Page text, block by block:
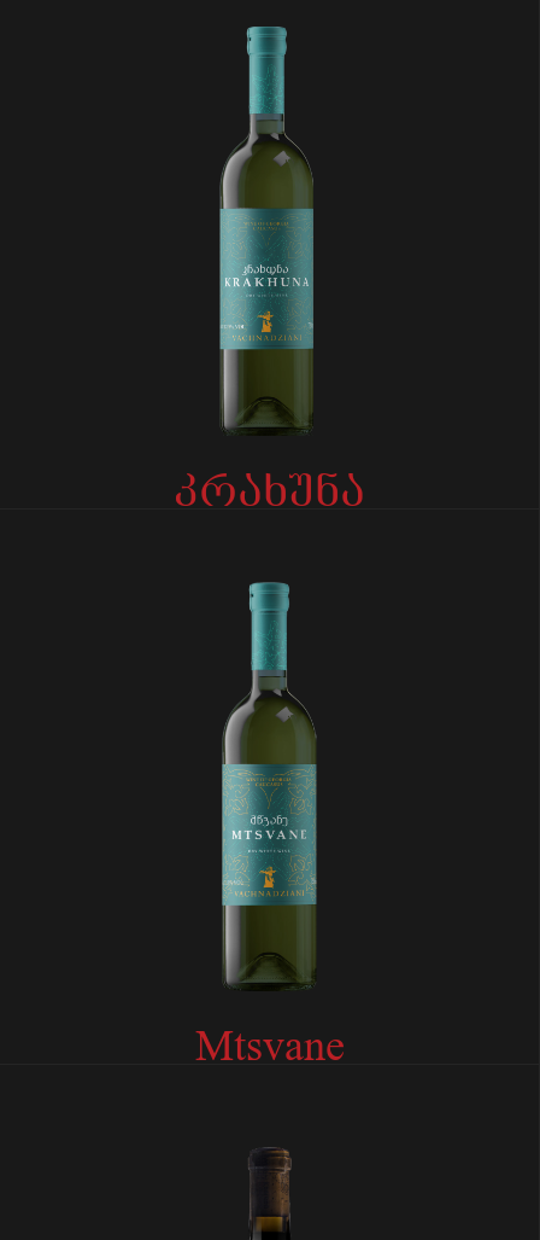
კრახუნა
Mtsvane